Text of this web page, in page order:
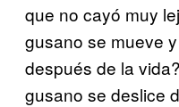
que no cayó muy
gusano se mueve
después de la
gusano se deslice